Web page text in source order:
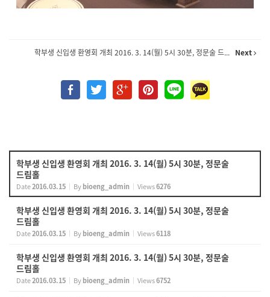
학부생 신입생 환영회 개최 2016. 3. 14(월) 5시 30분, 정문술 드... Next
학부생 신입생 환영회 개최 2016. 3. 14(월) 5시 30분, 정문술
드림홀
Date2016.03.15 Bybioeng_admin Views6276
학부생 신입생 환영회 개최 2016. 3. 14(월) 5시 30분, 정문술
드림홀
Date2016.03.15 Bybioeng_admin Views6118
학부생 신입생 환영회 개최 2016. 3. 14(월) 5시 30분, 정문술
드림홀
Date2016.03.15 Bybioeng_admin Views6752